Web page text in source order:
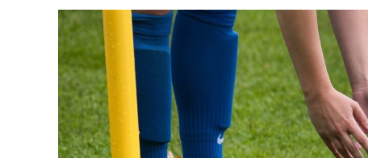
del pallone da rugby con la sua forma
per le esigenze del gioco.
Vantaggi della forma ovale
1. Migliore controllo di palla
La forma ovale del pallone da rugby